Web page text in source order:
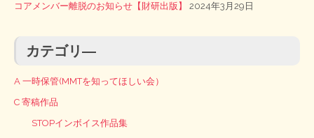
コアメンバー離脱のお知らせ【財研出版】 2024年3月29日
カテゴリ―
A 一時保管(MMTを知ってほしい会）
C 寄稿作品
STOPインボイス作品集